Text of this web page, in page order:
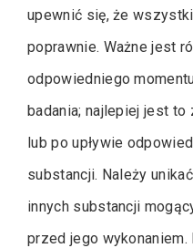
upewnić się, że
poprawnie. Ważne jest
odpowiedniego
badania; najlepiej jest
lub po upływie
substancji. Należy
innych substancji
przed jego